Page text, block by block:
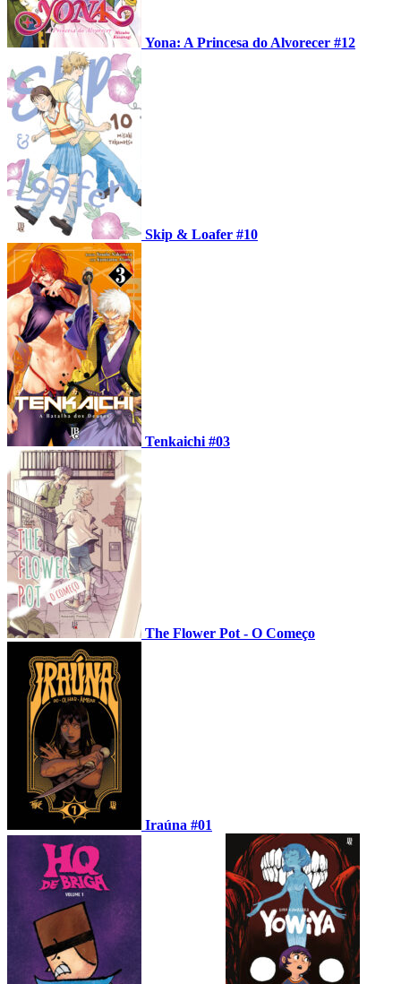
Yona: A Princesa do Alvorecer #12
Skip & Loafer #10
Tenkaichi #03
The Flower Pot - O Começo
Iraúna #01